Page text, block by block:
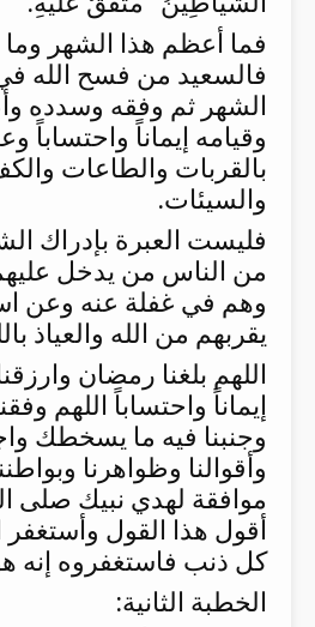
فما أعظم هذا الشهر
فالسعيد من فسح الله
الشهر ثم وفقه وسدده
وقيامه إيماناً واحتساباً
بالقربات والطاعات
والسيئات.
فليست العبرة بإدراك
من الناس من يدخل
وهم في غفلة عنه وعن
يقربهم من الله والعياذ
اللهم بلغنا رمضان
إيماناً واحتساباً اللهم
وجنبنا فيه ما يسخطك
وأقوالنا وظواهرنا
موافقة لهدي نبيك صلى
أقول هذا القول
كل ذنب فاستغفروه إنه
الخطبة الثانية: